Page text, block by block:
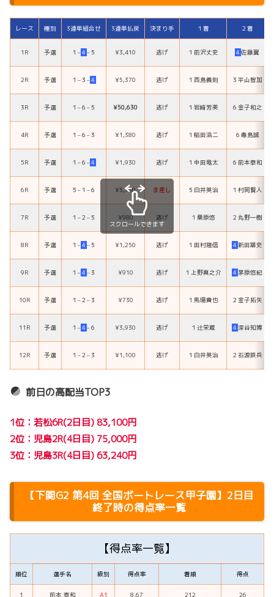
レース 種別 3連単組合せ 3連単払戻 決まり手 １着 ２着
1R 予選 １ –４– ５ ¥3,410 逃げ １ 前沢丈史 ４佐藤翼
2R 予選 １ –３ –４ ¥5,370 逃げ １ 西島義則 ３ 平山智加
3R 予選 １ –６ – ５ ¥50,630 逃げ １ 岩崎芳美 ６ 金子和之
4R 予選 １ –６ –３ ¥1,380 逃げ １ 稲田浩二 ６ 毒島誠
5R 予選 １ –６ –４ ¥1,930 逃げ １ 中田竜太 ６ 前本泰和
6R 予選 ５ –１ –６ ¥5,730 ま差し ５ 白井英治 １ 村岡賢人
7R 予選 １ –２ – ５ ¥980 逃げ １ 桑原悠 ２ 丸野一樹
8R 予選 １ –４– ５ ¥1,250 逃げ １ 田村隆信 ４新田雄史
9R 予選 １ –４–３ ¥910 逃げ １ 上野真之介 ４茅原悠紀
10R 予選 １ –２ –３ ¥730 逃げ １ 馬場貴也 ２ 金子拓矢
11R 予選 １ –４–６ ¥3,930 逃げ １ 辻栄蔵 ４深谷知博
12R 予選 １ –２ –３ ¥1,100 逃げ １ 白井英治 ２ 石渡鉄兵
スクロールできます
前日の高配当TOP3
1位：若松6R(2日目) 83,100円
2位：児島2R(4日目) 75,000円
3位：児島3R(4日目) 63,240円
【下関G2 第4回 全国ボートレース甲子園】2日目
終了時の得点率一覧
【得点率一覧】
順位 選手名 級別 得点率 着順 得点
1 前本 泰和 A1 8.67 212 26